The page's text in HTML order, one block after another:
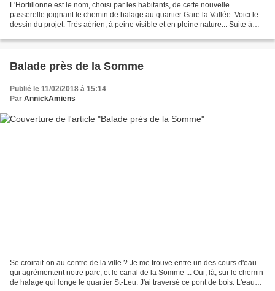
L'Hortillonne est le nom, choisi par les habitants, de cette nouvelle
passerelle joignant le chemin de halage au quartier Gare la Vallée. Voici le
dessin du projet. Très aérien, à peine visible et en pleine nature... Suite à
Balade près de la Somme
Publié le 11/02/2018 à 15:14
Par AnnickAmiens
Se croirait-on au centre de la ville ? Je me trouve entre un des cours d'eau
qui agrémentent notre parc, et le canal de la Somme ... Oui, là, sur le chemin
de halage qui longe le quartier St-Leu. J'ai traversé ce pont de bois. L'eau